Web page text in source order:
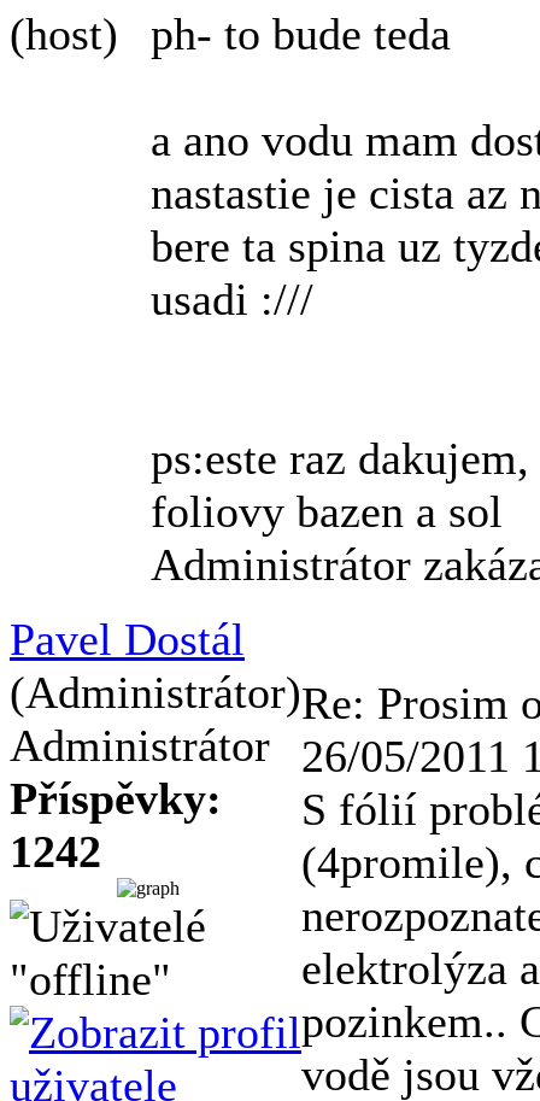
(host)
ph- to bude teda
a ano vodu mam
nastastie je cista az
bere ta spina uz
usadi :///
ps:este raz
foliovy bazen a sol
Administrátor
Pavel Dostál
(Administrátor)
Administrátor
Příspěvky:
1242
Re: Prosim
26/05/2011
S fólií
(4promile),
elektrolýza
pozinkem..
vodě jsou